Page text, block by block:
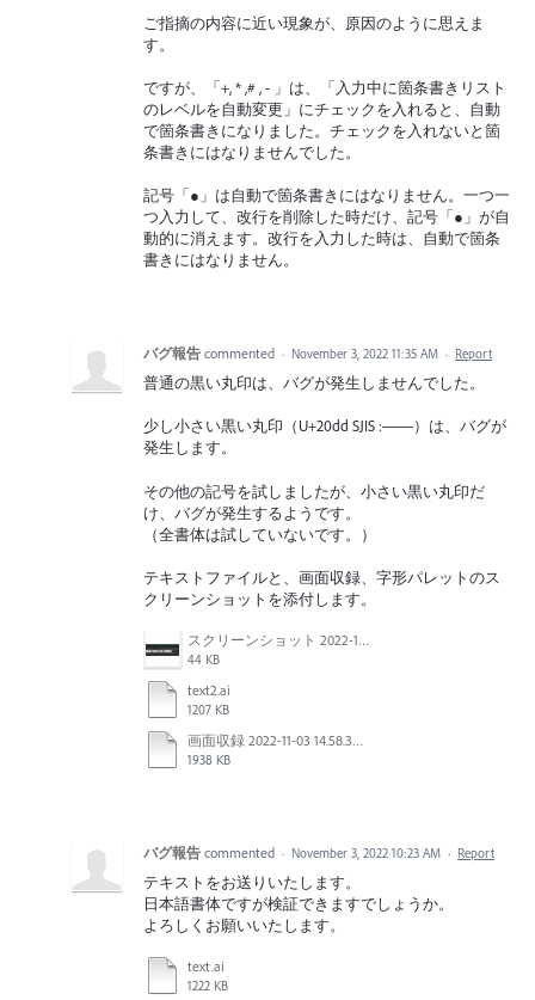
ご指摘の内容に近い現象が、原因のように思えま
す。
ですが、「+, * ,# , - 」は、「入力中に箇条書きリスト
のレベルを自動変更」にチェックを入れると、自動
で箇条書きになりました。チェックを入れないと箇
条書きにはなりませんでした。
記号「●」は自動で箇条書きにはなりません。一つ一
つ入力して、改行を削除した時だけ、記号「●」が自
動的に消えます。改行を入力した時は、自動で箇条
書きにはなりません。
バグ報告 commented · November 3, 2022 11:35 AM · Report
普通の黒い丸印は、バグが発生しませんでした。
少し小さい黒い丸印（U+20dd SJIS :——）は、バグが
発生します。
その他の記号を試しましたが、小さい黒い丸印だ
け、バグが発生するようです。
（全書体は試していないです。）
テキストファイルと、画面収録、字形パレットのス
クリーンショットを添付します。
スクリーンショット 2022-11-03 14.57.06.png
44 KB
text2.ai
1207 KB
画面収録 2022-11-03 14.58.39.mov
1938 KB
バグ報告 commented · November 3, 2022 10:23 AM · Report
テキストをお送りいたします。
日本語書体ですが検証できますでしょうか。
よろしくお願いいたします。
text.ai
1222 KB